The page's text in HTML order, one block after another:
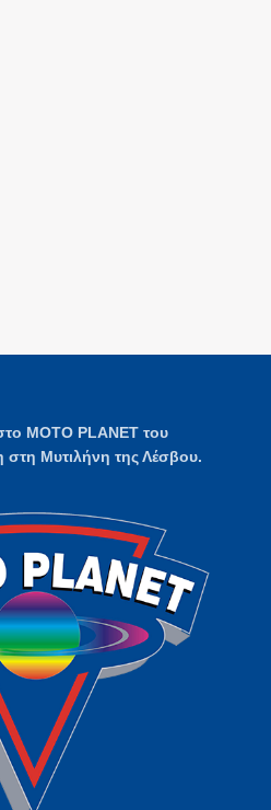
MOTO PLANET του
Μυτιλήνη της Λέσβου.